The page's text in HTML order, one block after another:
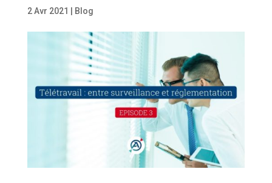
2 Avr 2021 Blog